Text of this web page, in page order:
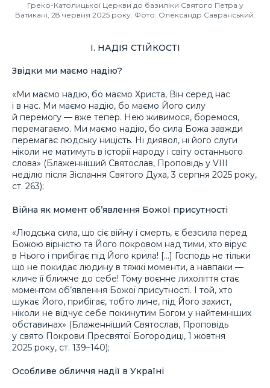
Греко-Католицької Церкви до базиліки Святого Петра у
Ватикані, 28 червня 2025 року. Фото: Олександр Савранський.
І. НАДІЯ СТІЙКОСТІ
Звідки ми маємо надію?
«Ми маємо надію, бо маємо Христа, Він серед нас
і в нас. Ми маємо надію, бо маємо Його силу
й перемогу — вже тепер. Нею живимося, боремося,
перемагаємо. Ми маємо надію, бо сила Божа завжди
перемагає людську ницість. Ні диявол, ні його слуги
ніколи не матимуть в історії народу і світу останнього
слова» (Блаженніший Святослав, Проповідь у VIII
неділю після Зіслання Святого Духа, 3 серпня 2025 року,
ст. 263);
Війна як момент об’явлення Божої присутності
«Людська сила, що сіє війну і смерть, є безсила перед
Божою вірністю та Його покровом над тими, хто вірує
в Нього і прибігає під Його крила! […] Господь не тільки
що не покидає людину в тяжкі моменти, а навпаки —
кличе її ближче до себе! Тому воєнне лихоліття стає
моментом об’явлення Божої присутності. І той, хто
шукає Його, прибігає, тобто лине, під Його захист,
ніколи не відчує себе покинутим Богом у найтемніших
обставинах» (Блаженніший Святослав, Проповідь
у свято Покрови Пресвятої Богородиці, 1 жовтня
2025 року, ст. 139–140);
Особливе обличчя надії в Україні